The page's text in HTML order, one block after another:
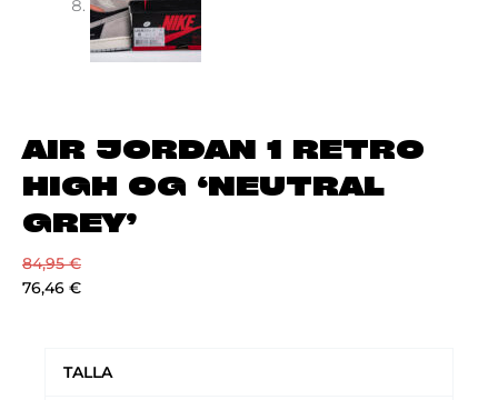
AIR JORDAN 1 RETRO
HIGH OG ‘NEUTRAL
GREY’
84,95€
76,46 €
TALLA